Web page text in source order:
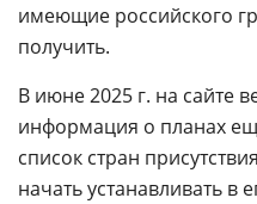
имеющие российского
получить.
В июне 2025 г. на сайте
информация о планах
список стран
начать устанавливать в